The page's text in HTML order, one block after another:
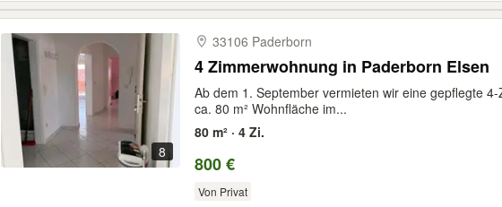
8
33106 Paderborn
4 Zimmerwohnung in Paderborn Elsen
Ab dem 1. September vermieten wir eine gepflegte
ca. 80 m² Wohnfläche im...
80 m² · 4 Zi.
800 €
Von Privat